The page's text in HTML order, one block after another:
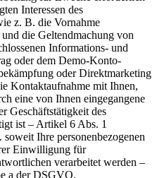
Interessen des
z. B. die Vornahme
die Geltendmachung von
Informations- und
oder dem Demo-Konto-
oder Direktmarketing
Kontaktaufnahme mit Ihnen,
eine von Ihnen eingegangene
Geschäftstätigkeit des
ist – Artikel 6 Abs. 1
Ihre personenbezogenen
Einwilligung für
verarbeitet werden –
a der DSGVO.